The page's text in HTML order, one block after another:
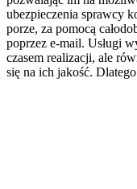
ubezpieczenia sprawcy
porze, za pomocą
poprzez e-mail. Usługi
czasem realizacji, ale
się na ich jakość.